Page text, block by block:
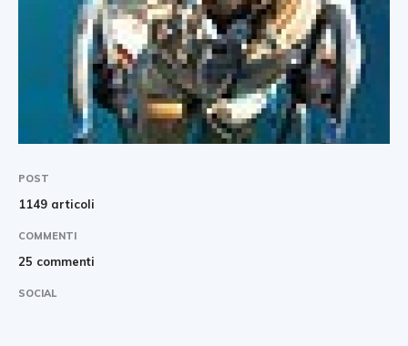
POST
1149 articoli
COMMENTI
25 commenti
SOCIAL